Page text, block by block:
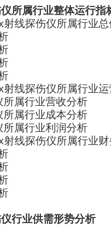
所属行业整体运行指
线探伤仪所属行业
线探伤仪所属行业
属行业营收分析
属行业成本分析
属行业利润分析
线探伤仪所属行业
行业供需形势分析